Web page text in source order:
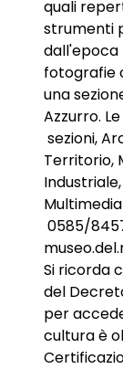
quali
strumenti
dall'epoca
fotografie
una
Azzurro.
sezioni,
Territorio,
0585/
Si ricorda
del
per
cultura è